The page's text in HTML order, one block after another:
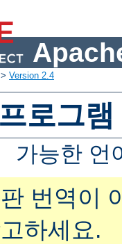
> Version 2.4
로그램
가능한 언
번역이
하세요.